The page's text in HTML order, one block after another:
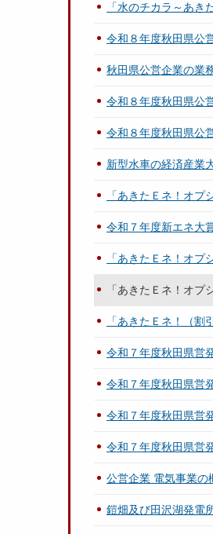
「水のチカラ～あき
令和８年度秋田県公
秋田県公営企業の業
令和８年度秋田県公
令和８年度秋田県公
新型水車の経済産業
「あきたＥネ！オ
令和７年度新エネ大
「あきたＥネ！オ
「あきたＥネ！オプ
「あきたＥネ！（
令和７年度秋田県営
令和７年度秋田県営
令和７年度秋田県営
令和７年度秋田県営
公営企業 電気事業の
鎧畑及び田沢湖発電